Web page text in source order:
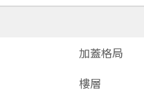
加蓋格局
樓層